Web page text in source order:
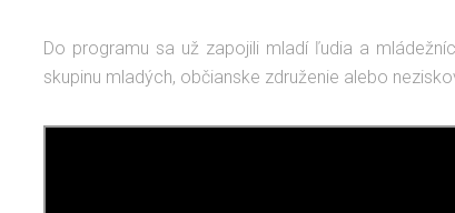
Do programu sa už zapojili mladí ľudia a
skupinu mladých, občianske združenie alebo